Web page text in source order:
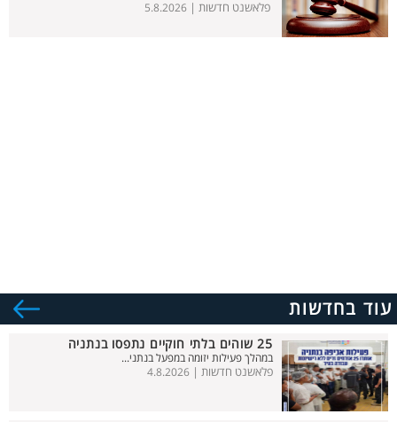
פלאשנט חדשות | 5.8.2026
עוד בחדשות
25 שוהים בלתי חוקיים נתפסו בנתניה
במהלך פעילות יזומה במפעל בנתני...
פלאשנט חדשות | 4.8.2026